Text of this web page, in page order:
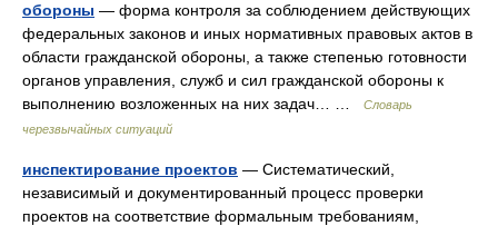
обороны — форма контроля за соблюдением действующих
федеральных законов и иных нормативных правовых актов в
области гражданской обороны, а также степенью готовности
органов управления, служб и сил гражданской обороны к
выполнению возложенных на них задач… …
Словарь
черезвычайных ситуаций
инспектирование проектов — Систематический,
независимый и документированный процесс проверки
проектов на соответствие формальным требованиям,